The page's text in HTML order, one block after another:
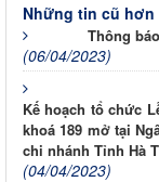
Những tin cũ hơn
Thông
(06/04/2023)
Kế hoạch tổ chức
khoá 189 mở tại
chi nhánh Tỉnh Hà
(04/04/2023)